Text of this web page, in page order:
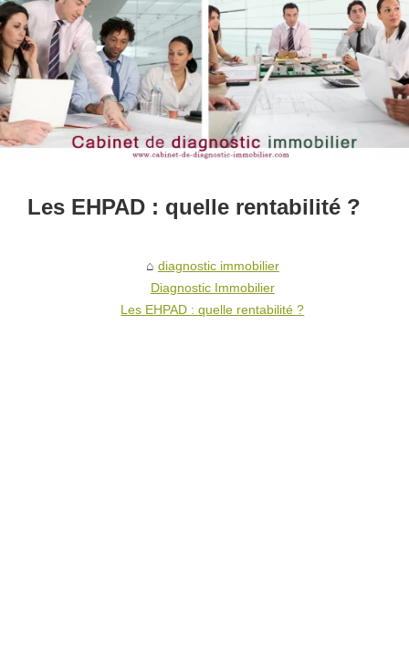
Les EHPAD : quelle rentabilité ?
diagnostic immobilier
Diagnostic Immobilier
Les EHPAD : quelle rentabilité ?